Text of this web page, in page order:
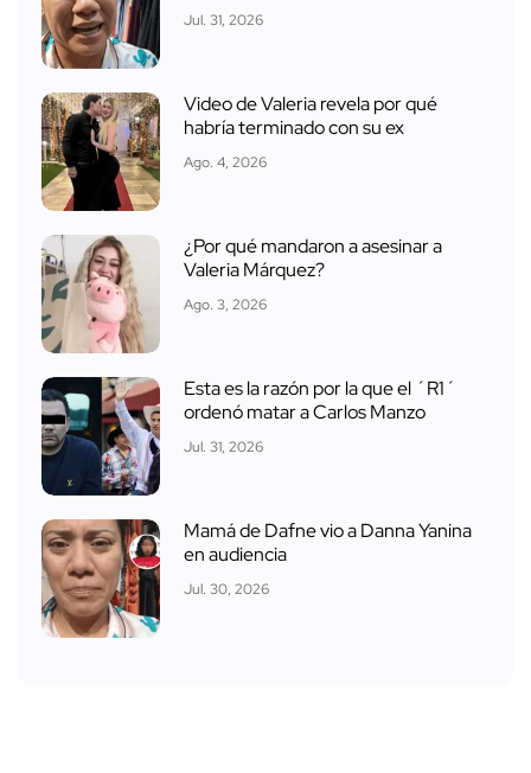
Jul. 31, 2026
Video de Valeria revela por qué
habría terminado con su ex
Ago. 4, 2026
¿Por qué mandaron a asesinar a
Valeria Márquez?
Ago. 3, 2026
Esta es la razón por la que el ´R1´
ordenó matar a Carlos Manzo
Jul. 31, 2026
Mamá de Dafne vio a Danna Yanina
en audiencia
Jul. 30, 2026